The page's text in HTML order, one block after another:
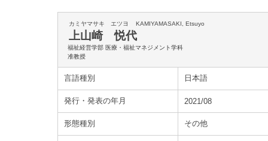
カミヤマサキ エツヨ KAMIYAMASAKI, Etsuyo
上山崎 悦代
福祉経営学部 医療・福祉マネジメント学科
准教授
言語種別 日本語
発行・発表の年月 2021/08
形態種別 その他